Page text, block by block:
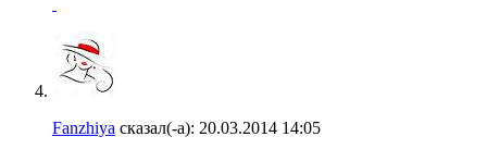
Fanzhiya сказал(-а): 20.03.2014 14:05